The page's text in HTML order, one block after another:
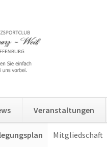
Veranstaltungen
Mitgliedschaft